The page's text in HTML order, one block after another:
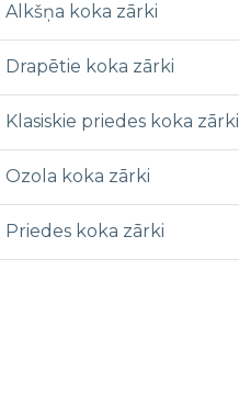
Alkšņa koka zārki
Drapētie koka zārki
Klasiskie priedes koka zārki
Ozola koka zārki
Priedes koka zārki